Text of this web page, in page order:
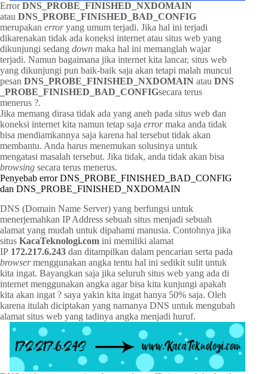
ErrorDNS_PROBE_FINISHED_NXDOMAIN
atau DNS_PROBE_FINISHED_BAD_CONFIG
merupakan erroryang umum terjadi. Jika hal ini terjadi
dikarenakan tidak ada koneksi internet atau situs web yang
dikunjungi sedang down maka hal ini memanglah wajar
terjadi. Namun bagaimana jika internet kita lancar, situs web
yang dikunjungi pun baik-baik saja akan tetapi malah muncul
pesan DNS_PROBE_FINISHED_NXDOMAIN atau DNS
_PROBE_FINISHED_BAD_CONFIGsecara terus
menerus ?.
Jika memang dirasa tidak ada yang aneh pada situs web dan
koneksi internet kita namun tetap saja errormaka anda tidak
bisa mendiamkannya saja karena hal tersebut tidak akan
membantu. Anda harus menemukan solusinya untuk
mengatasi masalah tersebut. Jika tidak, anda tidak akan bisa
browsing secara terus menerus.
Penyebab error DNS_PROBE_FINISHED_BAD_CONFIG
dan DNS_PROBE_FINISHED_NXDOMAIN
DNS (Domain Name Server) yang berfungsi untuk
menerjemahkan IP Address sebuah situs menjadi sebuah
alamat yang mudah untuk dipahami manusia. Contohnya jika
situs KacaTeknologi.com ini memiliki alamat
IP 172.217.6.243 dan ditampilkan dalam pencarian serta pada
browsermenggunakan angka tentu hal ini sedikit sulit untuk
kita ingat. Bayangkan saja jika seluruh situs web yang ada di
internet menggunakan angka agar bisa kita kunjungi apakah
kita akan ingat ? saya yakin kita ingat hanya 50% saja. Oleh
karena itulah diciptakan yang namanya DNS untuk mengubah
alamat situs web yang tadinya angka menjadi huruf.